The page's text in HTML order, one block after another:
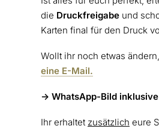
die Druckfreigabeund
Karten final für den Druck
Wollt ihr noch etwas ändern,
eine E-Mail.
-> WhatsApp-Bild inklusive
Ihr erhaltet zusätzlich eure